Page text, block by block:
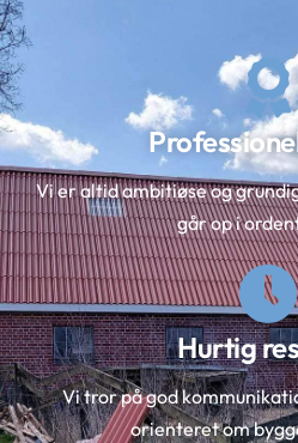
Vi er altid ambitiøse og
går op i
Hurtig
Vi tror på god
orienteret om